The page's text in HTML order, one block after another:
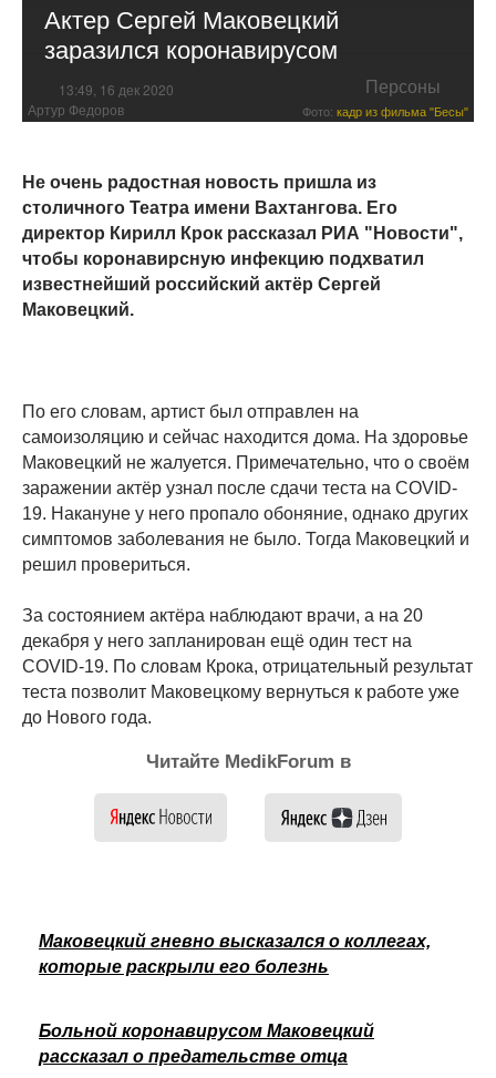
Актер Сергей Маковецкий
заразился коронавирусом
13:49, 16 дек 2020 Персоны
Артур Федоров Фото: кадр из фильма "Бесы"
Не очень радостная новость пришла из
столичного Театра имени Вахтангова. Его
директор Кирилл Крок рассказал РИА "Новости",
чтобы коронавирсную инфекцию подхватил
известнейший российский актёр Сергей
Маковецкий.
По его словам, артист был отправлен на
самоизоляцию и сейчас находится дома. На здоровье
Маковецкий не жалуется. Примечательно, что о своём
заражении актёр узнал после сдачи теста на COVID-
19. Накануне у него пропало обоняние, однако других
симптомов заболевания не было. Тогда Маковецкий и
решил провериться.
За состоянием актёра наблюдают врачи, а на 20
декабря у него запланирован ещё один тест на
COVID-19. По словам Крока, отрицательный результат
теста позволит Маковецкому вернуться к работе уже
до Нового года.
Читайте MedikForum в
Маковецкий гневно высказался о коллегах,
которые раскрыли его болезнь
Больной коронавирусом Маковецкий
рассказал о предательстве отца